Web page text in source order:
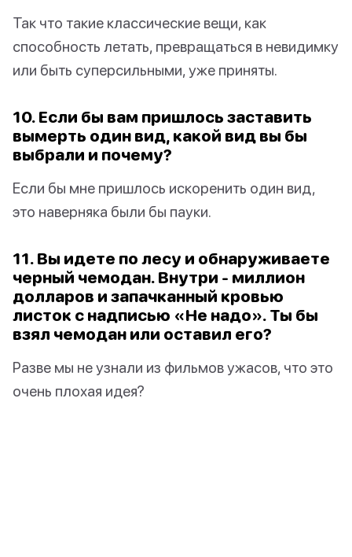
Так что такие классические вещи, как
способность летать, превращаться в невидимку
или быть суперсильными, уже приняты.
10. Если бы вам пришлось заставить
вымерть один вид, какой вид вы бы
выбрали и почему?
Если бы мне пришлось искоренить один вид,
это наверняка были бы пауки.
11. Вы идете по лесу и обнаруживаете
черный чемодан. Внутри - миллион
долларов и запачканный кровью
листок с надписью «Не надо». Ты бы
взял чемодан или оставил его?
Разве мы не узнали из фильмов ужасов, что это
очень плохая идея?